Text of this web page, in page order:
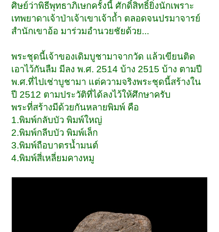
ศิษย์ว่าพิธีพุทธาภิเษกครั้งนี้ ศักดิ์สิทธิ์ยิ่งนักเพราะ
เทพยาดาเจ้าป่าเจ้าเขาเจ้าถ้ำ ตลอดจนปรมาจารย์
สำนักเขาอ้อ มาร่วมอำนวยชัยด้วย...
พระชุดนี้เจ้าของเดิมบูชามาจากวัด แล้วเขียนติด
เอาไว้กันลืม มีลง พ.ศ. 2514 บ้าง 2515 บ้าง ตามปี
พ.ศ.ที่ไปเช่าบูชามา แต่ความจริงพระชุดนี้สร้างใน
ปี 2512 ตามประวัติที่ได้ลงไว้ให้ศึกษาครับ
พระที่สร้างมีด้วยกันหลายพิมพ์ คือ
1.พิมพ์กลับบัว พิมพ์ใหญ่
2.พิมพ์กลีบบัว พิมพ์เล็ก
3.พิมพ์ถือบาตรน้ำมนต์
4.พิมพ์สี่เหลี่ยมคางหมู